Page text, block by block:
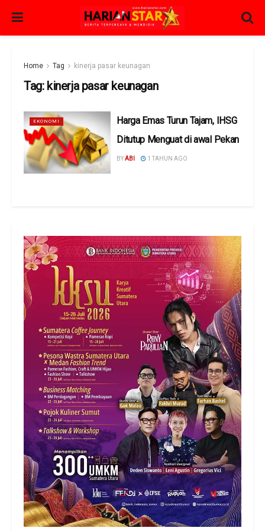
Home Tag kinerja pasar keunagan
Tag: kinerja pasar keunagan
EKONOMI
Harga Emas Turun Tajam, IHSG
Ditutup Menguat di awal Pekan
BYABI 1 TAHUN AGO